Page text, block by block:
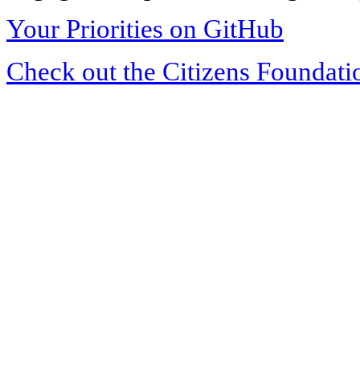
Your Priorities on GitHub
Check out the Citizens